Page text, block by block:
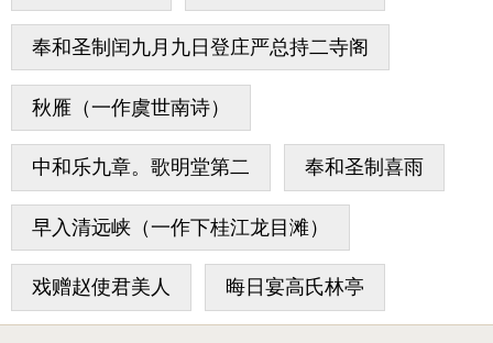
奉和圣制闰九月九日登庄严总持二寺阁
秋雁（一作虞世南诗）
中和乐九章。歌明堂第二 奉和圣制喜雨
早入清远峡（一作下桂江龙目滩）
戏赠赵使君美人 晦日宴高氏林亭